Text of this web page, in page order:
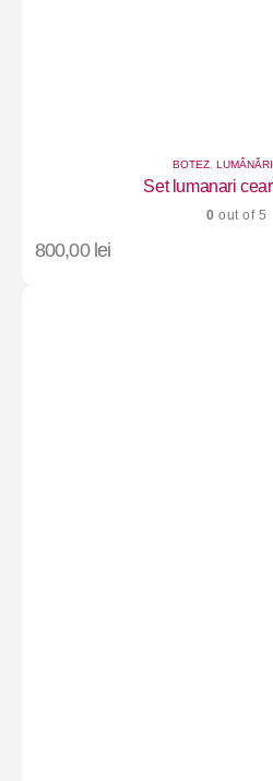
BOTEZ, LUMÂNĂRI
Set lumanari
0 out of 5
800,00 lei